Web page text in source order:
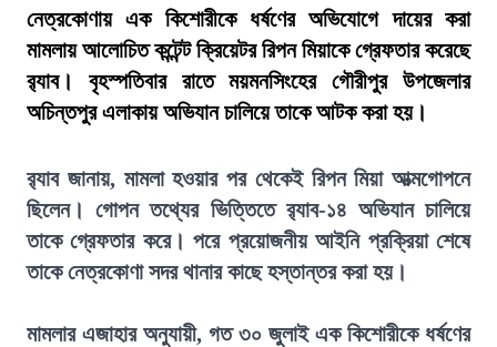
নেত্রকোণায় এক কিশোরীকে ধর্ষণের অভিযোগে দায়ের করা
মামলায় আলোচিত কন্টেন্ট ক্রিয়েটর রিপন মিয়াকে গ্রেফতার করেছে
র‍্যাব। বৃহস্পতিবার রাতে ময়মনসিংহের গৌরীপুর উপজেলার
অচিন্তপুর এলাকায় অভিযান চালিয়ে তাকে আটক করা হয়।
র‍্যাব জানায়, মামলা হওয়ার পর থেকেই রিপন মিয়া আত্মগোপনে
ছিলেন। গোপন তথ্যের ভিত্তিতে র‍্যাব-১৪ অভিযান চালিয়ে
তাকে গ্রেফতার করে। পরে প্রয়োজনীয় আইনি প্রক্রিয়া শেষে
তাকে নেত্রকোণা সদর থানার কাছে হস্তান্তর করা হয়।
মামলার এজাহার অনুযায়ী, গত ৩০ জুলাই এক কিশোরীকে ধর্ষণের